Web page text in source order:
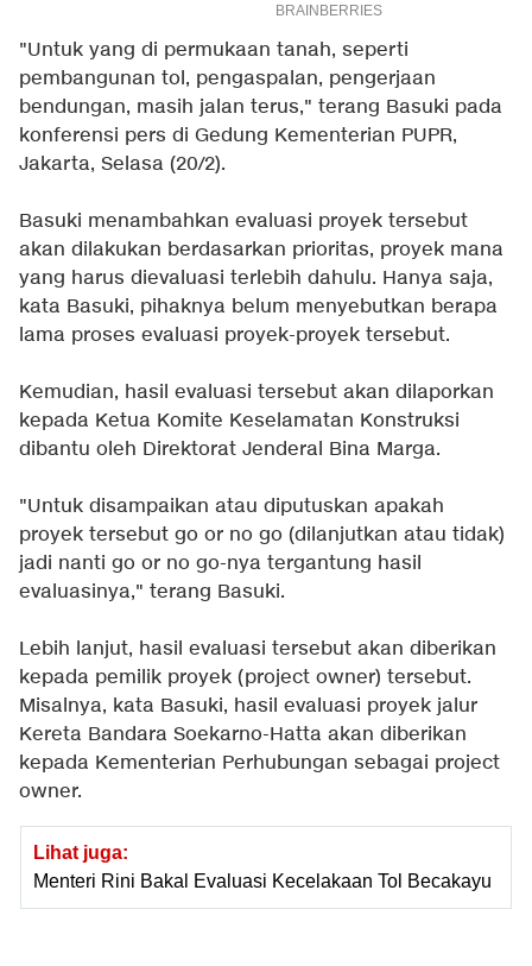
"Untuk yang di permukaan tanah, seperti
pembangunan tol, pengaspalan, pengerjaan
bendungan, masih jalan terus," terang Basuki pada
konferensi pers di Gedung Kementerian PUPR,
Jakarta, Selasa (20/2).
Basuki menambahkan evaluasi proyek tersebut
akan dilakukan berdasarkan prioritas, proyek mana
yang harus dievaluasi terlebih dahulu. Hanya saja,
kata Basuki, pihaknya belum menyebutkan berapa
lama proses evaluasi proyek-proyek tersebut.
Kemudian, hasil evaluasi tersebut akan dilaporkan
kepada Ketua Komite Keselamatan Konstruksi
dibantu oleh Direktorat Jenderal Bina Marga.
"Untuk disampaikan atau diputuskan apakah
proyek tersebut go or no go (dilanjutkan atau tidak)
jadi nanti go or no go-nya tergantung hasil
evaluasinya," terang Basuki.
Lebih lanjut, hasil evaluasi tersebut akan diberikan
kepada pemilik proyek (project owner) tersebut.
Misalnya, kata Basuki, hasil evaluasi proyek jalur
Kereta Bandara Soekarno-Hatta akan diberikan
kepada Kementerian Perhubungan sebagai project
owner.
Lihat juga:
Menteri Rini Bakal Evaluasi Kecelakaan Tol Becakayu